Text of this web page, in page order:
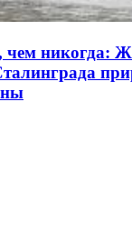
чем никогда: